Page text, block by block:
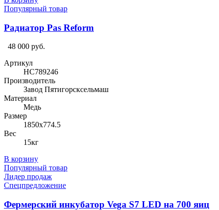
Популярный товар
Радиатор Pas Reform
48 000 руб.
Артикул
HC789246
Производитель
Завод Пятигорсксельмаш
Материал
Медь
Размер
1850х774.5
Вес
15кг
В корзину
Популярный товар
Лидер продаж
Спецпредложение
Фермерский инкубатор Vega S7 LED на 700 яиц